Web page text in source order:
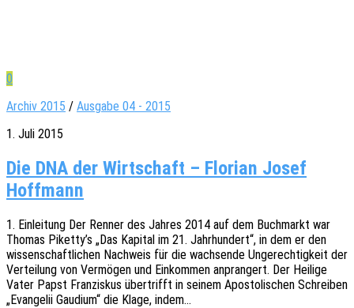
0
Archiv 2015 / Ausgabe 04 - 2015
1. Juli 2015
Die DNA der Wirtschaft – Florian Josef
Hoffmann
1. Einlei­tung Der Renner des Jahres 2014 auf dem Buch­markt war
Thomas Piketty’s „Das Kapi­tal im 21. Jahr­hun­dert“, in dem er den
wissen­schaft­li­chen Nach­weis für die wach­sen­de Unge­rech­tig­keit der
Vertei­lung von Vermö­gen und Einkom­men anpran­gert. Der Heili­ge
Vater Papst Fran­zis­kus über­trifft in seinem Apos­to­li­schen Schrei­ben
„Evan­ge­lii Gaudi­um“ die Klage, indem…